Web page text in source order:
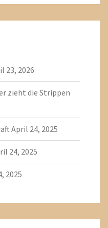
23, 2026
zieht die Strippen
April 24, 2025
24, 2025
2025